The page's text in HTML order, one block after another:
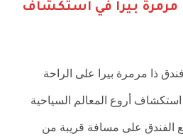
مرمرة بيرا في استكشاف
ذا مرمرة بيرا على الراحة
أروع المعالم السياحية
الفندق على مسافة قريبة من